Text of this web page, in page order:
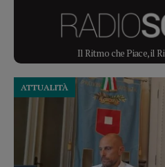
Il Ritmo che Piace, il
ATTUALITÀ